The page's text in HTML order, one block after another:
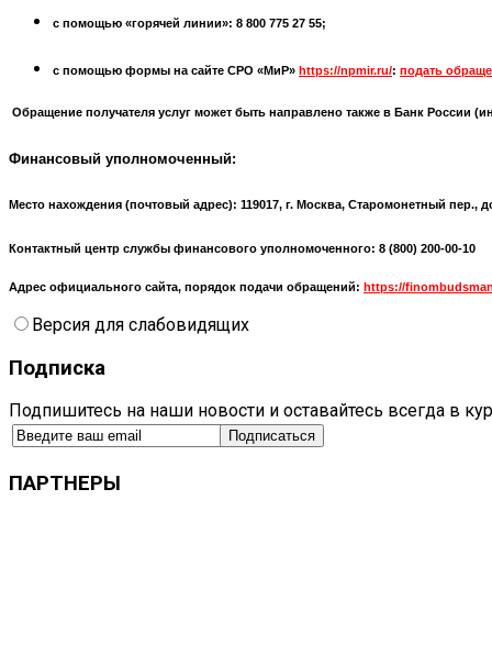
с помощью «горячей линии»: 8 800 775 27 55;
с помощью формы на сайте СРО «МиР» https://npmir.ru/: подать
Обращение получателя услуг может быть направлено также в Банк России (
Финансовый уполномоченный:
Место нахождения (почтовый адрес): 119017, г. Москва, Старомонетный пер.,
Контактный центр службы финансового уполномоченного: 8 (800) 200-00-10
Адрес официального сайта, порядок подачи обращений: https://
Версия для слабовидящих
Подписка
Подпишитесь на наши новости и оставайтесь всегда в
ПАРТНЕРЫ